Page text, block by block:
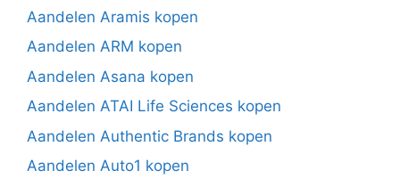
Aandelen Aramis kopen
Aandelen ARM kopen
Aandelen Asana kopen
Aandelen ATAI Life Sciences kopen
Aandelen Authentic Brands kopen
Aandelen Auto1 kopen